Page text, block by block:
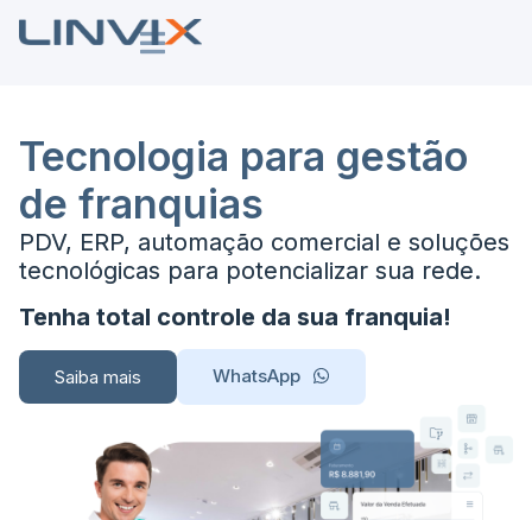
Tecnologia para gestão
de franquias
PDV, ERP, automação comercial e soluções
tecnológicas para potencializar sua rede.
Tenha total controle da sua franquia!
Saiba mais WhatsApp